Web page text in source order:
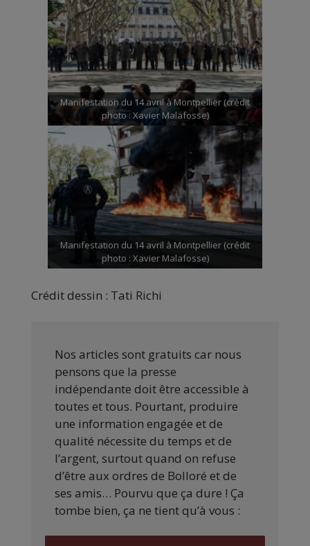
Manifestation du 14 avril à Montpellier (crédit
photo : Xavier Malafosse)
Manifestation du 14 avril à Montpellier (crédit
photo : Xavier Malafosse)
Crédit dessin : Tati Richi
Nos articles sont gratuits car nous
pensons que la presse
indépendante doit être accessible à
toutes et tous. Pourtant, produire
une information engagée et de
qualité nécessite du temps et de
l’argent, surtout quand on refuse
d’être aux ordres de Bolloré et de
ses amis… Pourvu que ça dure ! Ça
tombe bien, ça ne tient qu’à vous :